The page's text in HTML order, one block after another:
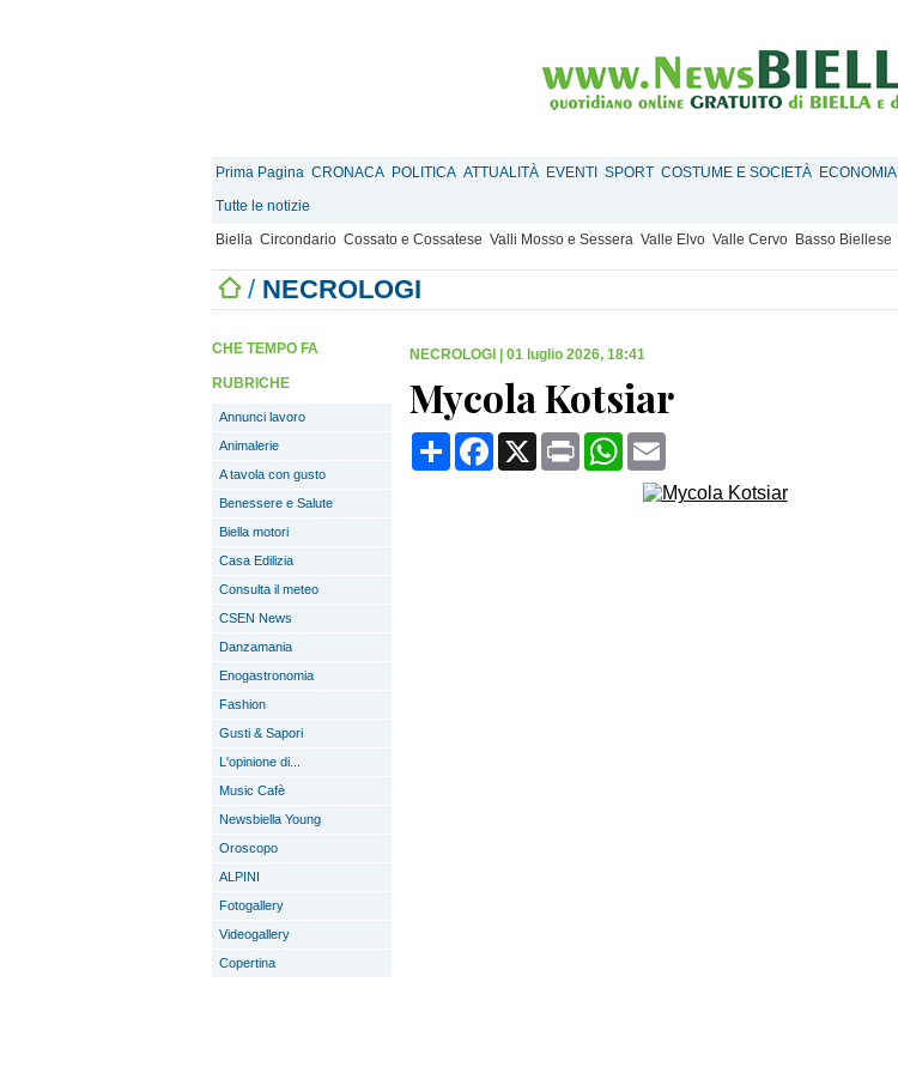
Prima Pagina CRONACA POLITICA ATTUALITÀ EVENTI SPORT COSTUME E SOCIETÀ ECONOMIA
Tutte le notizie
Biella Circondario Cossato e Cossatese Valli Mosso e Sessera Valle Elvo Valle Cervo Basso Biellese
/ NECROLOGI
CHE TEMPO FA
RUBRICHE
Annunci lavoro
Animalerie
A tavola con gusto
Benessere e Salute
Biella motori
Casa Edilizia
Consulta il meteo
CSEN News
Danzamania
Enogastronomia
Fashion
Gusti & Sapori
L'opinione di...
Music Cafè
Newsbiella Young
Oroscopo
ALPINI
Fotogallery
Videogallery
Copertina
NECROLOGI 01 luglio 2026, 18:41
Mycola Kotsiar
CondividiFacebook
X Print WhatsApp